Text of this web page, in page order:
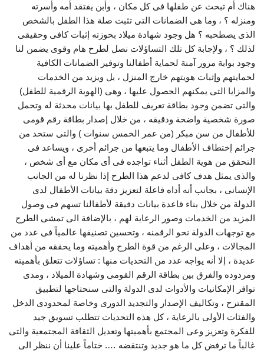
هناك أم تبحث عن طفلها فى كل مكان ، وأبن يفتقد أمه وأسرته
ومنزله ؟ ، وما هى الضمانات التى تثبت صلة هذا الطفل بالشخص
الذى يصطحبه ؟ هل وجود شهادة ميلاد بحوزته إثبات كافى وحقيقى
لذلك ؟ ، ولإجابة كل تلك التساؤلات نصل لطرح هام وقوى يضمن لنا
وجود بوابة مرور آمنة لحماية أطفالنا وتوفير الضمانات الكافية
لحمايتهم وإثبات هويتهم خارج المنزل ، بل ويزيد من الخدمات
والمزايا التى يمكنهم الحصول عليها ، وهى (الهوية الرقمية للطفل)
والتى تضمن وجود بطاقة تعريف للطفل بها بيانات محدثة له وتحمل
صورة شخصية واضحة ودقيقه ، من خلال إصدار بطاقة رقم قومى
للأطفال من سن مبكر (من عمر الخمس سنوات ) والتى ستحد من
جرائم إختطاف الأطفال وما يتبعها من جرائم أخرى ، ويساعد فى
التحقق من هوية الطفل أثناء تواجده فى أى مكان مع أى شخص ،
والذى يمثل هدف كافى لدعم هذا الطرح إذا نظرنا له من الجانب
الإنسانى ، بجانب أنه أداه فاعلة لتعزيز دقة بيانات الأطفال لدى
الدولة من خلال بناء قاعدة بيانات دقيقة لأطفالنا تسهم فى وصول
المزيد من الخدمات وصور الرعاية لهم ، بالإضافة الى تمشى الطرح
مع توجهات الدولة نحو الرقمنه ، وتحسين تصنيفها عالمياً فى عدد من
المجالات ، وعلى الرغم من قوة الطرح وأهميته وما يحققه من أهداف
عديدة ، إلا أنه يواجه عدد من التحديات منها : تساؤلات تتعلق بأهميته
ومردوده والفرق بين بطاقة الرقم القومى وشهادة الميلاد ، ومدى
توافر الإمكانيات والأدوات لدى الدولة والتى سنحتاجها لتطبيق
المقترح ، وتكاليف الإصدار والتجديد الدورى وخاصة لمحدودى الدخل
والفئات الأولى بالرعاية ، كل هذه التحديات تتطلب تسويق جيد
للفكرة وتعزيز وعى المجتمع بأهميتها وتعديل الثقافة المجتمعية والتى
غالباً ما ترفض كل ما هو جديد وتنتقضه …. ختاماً علينا أن ننظر الى